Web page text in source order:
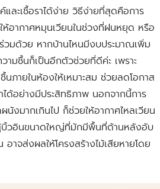
ละเชื้อราได้ง่าย วิธีง่ายที่สุดคือการ
ห้อากาศหมุนเวียนในช่วงที่ฝนหยุด หรือ
วมด้วย หากบ้านไหนมีงบประมาณเพิ่ม
ามชื้นก็เป็นอีกตัวช่วยที่ดีค่ะ เพราะ
ภายในห้องให้เหมาะสม ช่วยลดโอกาส
ได้อย่างมีประสิทธิภาพ นอกจากนี้การ
นังมากเกินไป ก็ช่วยให้อากาศไหลเวียน
บิ้วอินขนาดใหญ่ที่มักมีพื้นที่ด้านหลังอับ
าจส่งผลให้โครงสร้างไม้เสียหายโดย